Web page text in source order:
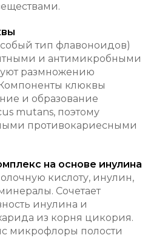
тип флавоноидов)
и антимикробными
размножению
клюквы
и образование
mutans, поэтому
противокариесными
на основе инулина
кислоту, инулин,
Сочетает
инулина и
из корня цикория.
микрофлоры полости